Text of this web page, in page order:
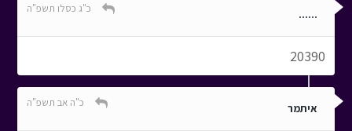
...... כ"ג כסלו תשפ"ה
20390
איתמר כ"ה אב תשפ"ה